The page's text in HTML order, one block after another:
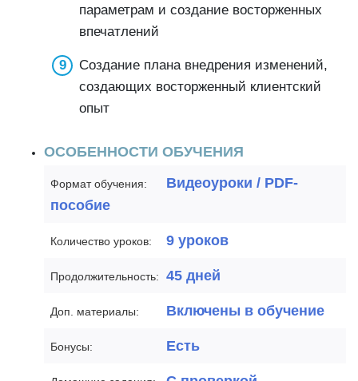
параметрам и создание восторженных
впечатлений
Создание плана внедрения изменений,
создающих восторженный клиентский
опыт
ОСОБЕННОСТИ ОБУЧЕНИЯ
Формат обучения:
Видеоуроки / PDF-
пособие
Количество уроков: 9 уроков
Продолжительность: 45 дней
Доп. материалы: Включены в обучение
Бонусы: Есть